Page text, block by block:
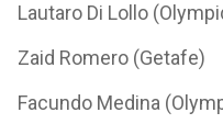
Lautaro Di Lollo
Zaid Romero (Getafe)
Facundo Medina